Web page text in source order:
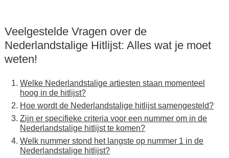
Veelgestelde Vragen over de
Nederlandstalige Hitlijst: Alles wat je moet
weten!
Welke Nederlandstalige artiesten staan momenteel
hoog in de hitlijst?
Hoe wordt de Nederlandstalige hitlijst samengesteld?
Zijn er specifieke criteria voor een nummer om in de
Nederlandstalige hitlijst te komen?
Welk nummer stond het langste op nummer 1 in de
Nederlandstalige hitlijst?